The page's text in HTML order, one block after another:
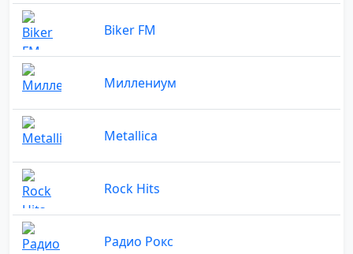
Biker FM
Миллениум
Metallica
Rock Hits
Радио Рокс